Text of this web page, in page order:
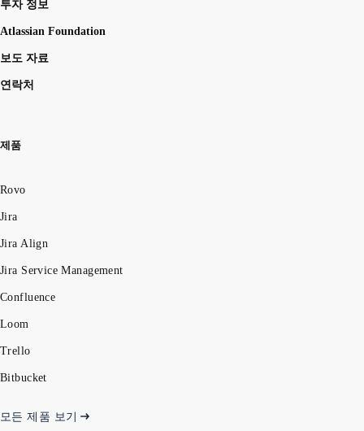
투자 정보
Atlassian Foundation
보도 자료
연락처
제품
Rovo
Jira
Jira Align
Jira Service Management
Confluence
Loom
Trello
Bitbucket
모든 제품 보기